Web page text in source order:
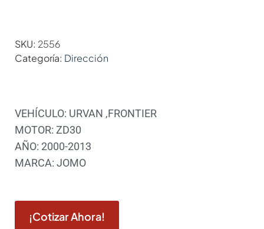
SKU: 2556
Categoría: Dirección
VEHÍCULO: URVAN ,FRONTIER
MOTOR: ZD30
AÑO: 2000-2013
MARCA: JOMO
¡Cotizar Ahora!